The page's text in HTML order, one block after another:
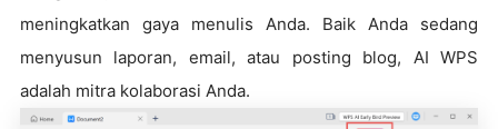
meningkatkan gaya menulis Anda. Baik Anda sedang
menyusun laporan, email, atau posting blog, AI WPS
adalah mitra kolaborasi Anda.